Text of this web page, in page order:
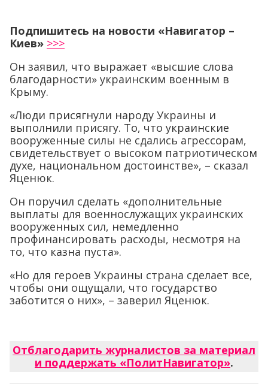
Подпишитесь на новости «Навигатор –
Киев» >>>
Он заявил, что выражает «высшие слова
благодарности» украинским военным в
Крыму.
«Люди присягнули народу Украины и
выполнили присягу. То, что украинские
вооруженные силы не сдались агрессорам,
свидетельствует о высоком патриотическом
духе, национальном достоинстве», – сказал
Яценюк.
Он поручил сделать «дополнительные
выплаты для военнослужащих украинских
вооруженных сил, немедленно
профинансировать расходы, несмотря на
то, что казна пуста».
«Но для героев Украины страна сделает все,
чтобы они ощущали, что государство
заботится о них», – заверил Яценюк.
Отблагодарить журналистов за материал
и поддержать «ПолитНавигатор».